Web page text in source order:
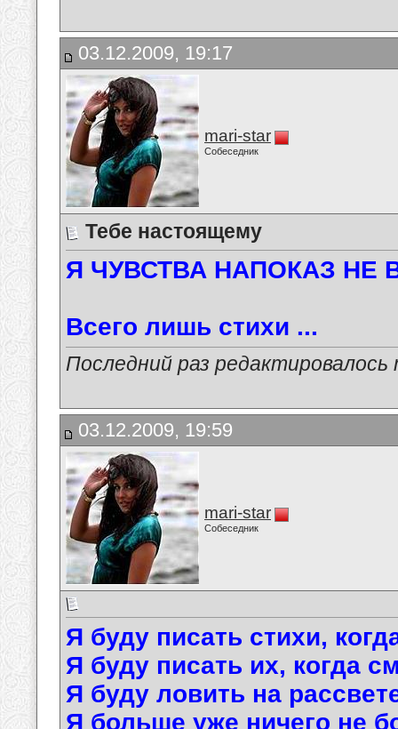
03.12.2009, 19:17
mari-star
Собеседник
Тебе настоящему
Я ЧУВСТВА НАПОКАЗ НЕ
Всего лишь стихи ...
Последний раз
03.12.2009, 19:59
mari-star
Собеседник
Я буду писать стихи,
Я буду писать их, когда
Я буду ловить на
Я больше уже ничего не